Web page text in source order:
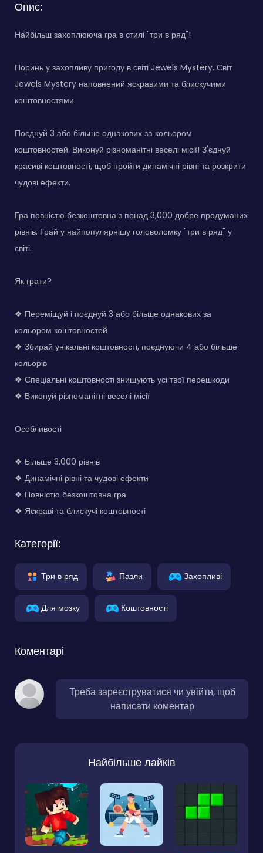
Опис:
Найбільш захоплююча гра в стилі "три в ряд"!
Поринь у захопливу пригоду в світі Jewels Mystery. Світ
Jewels Mystery наповнений яскравими та блискучими
коштовностями.
Поєднуй 3 або більше однакових за кольором
коштовностей. Виконуй різноманітні веселі місії! З'єднуй
красиві коштовності, щоб пройти динамічні рівні та розкрити
чудові ефекти.
Гра повністю безкоштовна з понад 3,000 добре продуманих
рівнів. Грай у найпопулярнішу головоломку "три в ряд" у
світі.
Як грати?
❖ Переміщуй і поєднуй 3 або більше однакових за
кольором коштовностей
❖ Збирай унікальні коштовності, поєднуючи 4 або більше
кольорів
❖ Спеціальні коштовності знищують усі твої перешкоди
❖ Виконуй різноманітні веселі місії
Особливості
❖ Більше 3,000 рівнів
❖ Динамічні рівні та чудові ефекти
❖ Повністю безкоштовна гра
❖ Яскраві та блискучі коштовності
Категорії:
Три в ряд Пазли Захопливі
Для мозку Коштовності
Коментарі
Треба зареєструватися чи увійти, щоб
написати коментар
Найбільше лайків